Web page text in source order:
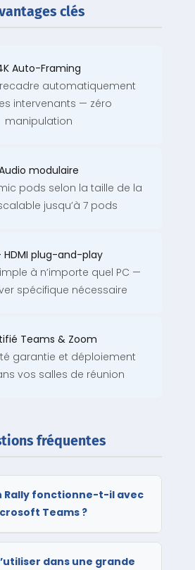
clés
Auto-Framing
automatiquement
intervenants — zéro
manipulation
modulaire
pods selon la taille de la
jusqu’à 7 pods
HDMI plug-and-play
à n’importe quel PC —
spécifique nécessaire
Teams & Zoom
garantie et déploiement
vos salles de réunion
fréquentes
Rally fonctionne-t-il avec
Teams ?
dans une grande